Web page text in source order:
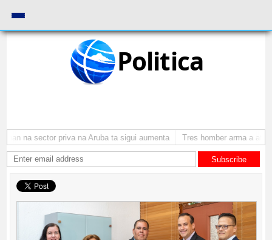
Politica
na sector priva na Aruba ta sigui aumenta Tres homber arma a
Subscribe